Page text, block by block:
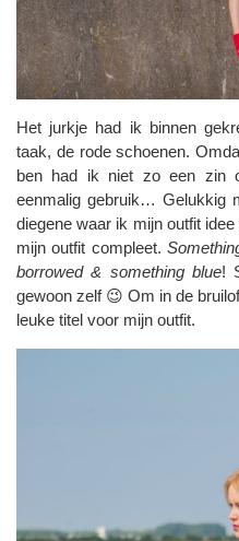
Het jurkje had ik binnen
taak, de rode schoenen.
ben had ik niet zo een zin
eenmalig gebruik… Gelukkig
diegene waar ik mijn outfit
mijn outfit compleet.
borrowed & something blue!
gewoon zelf 😉 Om in de
leuke titel voor mijn outfit.